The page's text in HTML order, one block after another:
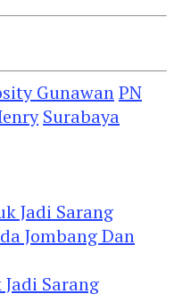
GunawanPN
Surabaya
Sarang